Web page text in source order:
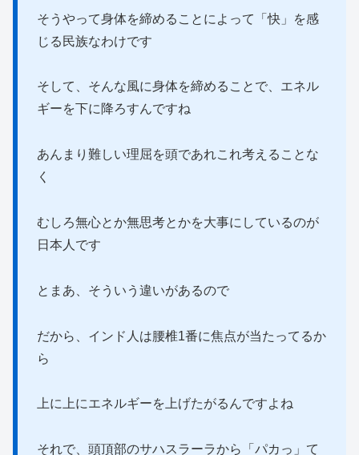
そうやって身体を締めることによって「快」を感
じる民族なわけです
そして、そんな風に身体を締めることで、エネル
ギーを下に降ろすんですね
あんまり難しい理屈を頭であれこれ考えることな
く
むしろ無心とか無思考とかを大事にしているのが
日本人です
とまあ、そういう違いがあるので
だから、インド人は腰椎1番に焦点が当たってるか
ら
上に上にエネルギーを上げたがるんですよね
それで、頭頂部のサハスラーラから「パカっ」て